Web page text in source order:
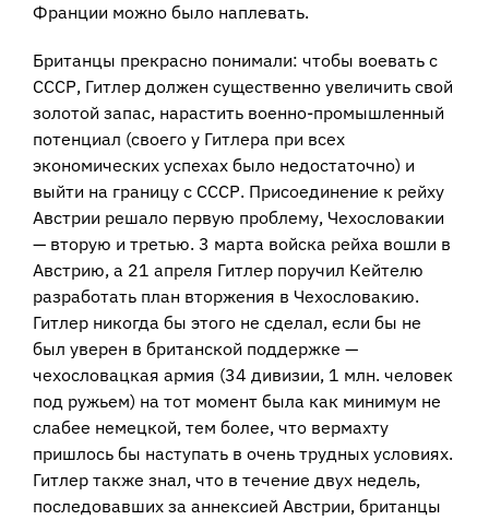
Франции можно было наплевать.
Британцы прекрасно понимали: чтобы воевать с
СССР, Гитлер должен существенно увеличить свой
золотой запас, нарастить военно-промышленный
потенциал (своего у Гитлера при всех
экономических успехах было недостаточно) и
выйти на границу с СССР. Присоединение к рейху
Австрии решало первую проблему, Чехословакии
— вторую и третью. 3 марта войска рейха вошли в
Австрию, а 21 апреля Гитлер поручил Кейтелю
разработать план вторжения в Чехословакию.
Гитлер никогда бы этого не сделал, если бы не
был уверен в британской поддержке —
чехословацкая армия (34 дивизии, 1 млн. человек
под ружьем) на тот момент была как минимум не
слабее немецкой, тем более, что вермахту
пришлось бы наступать в очень трудных условиях.
Гитлер также знал, что в течение двух недель,
последовавших за аннексией Австрии, британцы